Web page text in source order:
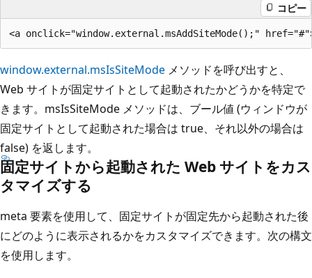
コピー
window.external.msIsSiteMode メソッドを呼び出すと、
Web サイトが固定サイトとして起動されたかどうかを特定で
きます。msIsSiteMode メソッドは、ブール値 (ウィンドウが
固定サイトとして起動された場合は true、それ以外の場合は
false) を返します。
固定サイトから起動された Web サイトをカス
タマイズする
meta 要素を使用して、固定サイトが固定先から起動された後
にどのように表示されるかをカスタマイズできます。次の構文
を使用します。